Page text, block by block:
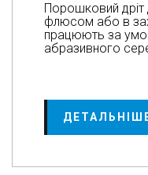
Порошковий дріт
флюсом або в
працюють за
абразивного